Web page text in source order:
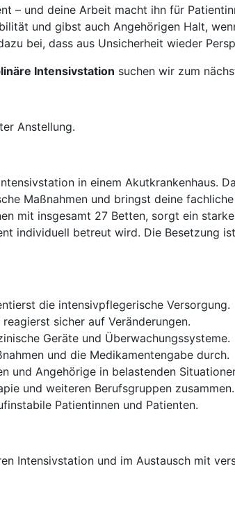
– und deine Arbeit macht ihn für
und gibst auch Angehörigen Halt,
bei, dass aus Unsicherheit wieder
Intensivstation suchen wir zum
Anstellung.
in einem Akutkrankenhaus.
Maßnahmen und bringst deine
mit insgesamt 27 Betten, sorgt ein
individuell betreut wird. Die Besetzung
die intensivpflegerische Versorgung.
sicher auf Veränderungen.
Geräte und Überwachungssysteme.
und die Medikamentengabe durch.
und Angehörige in belastenden
und weiteren Berufsgruppen zusammen.
Patientinnen und Patienten.
Intensivstation und im Austausch mit